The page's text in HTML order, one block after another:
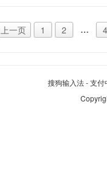
上一页 1 2 … 4
搜狗输入法-支付